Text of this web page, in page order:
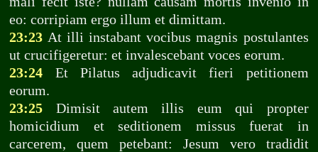
eo: corripiam ergo illum et dimittam.
23:23 At illi instabant vocibus magnis postulantes
ut crucifigeretur: et invalescebant voces eorum.
23:24 Et Pilatus adjudicavit fieri petitionem
eorum.
23:25 Dimisit autem illis eum qui propter
homicidium et seditionem missus fuerat in
carcerem, quem petebant: Jesum vero tradidit